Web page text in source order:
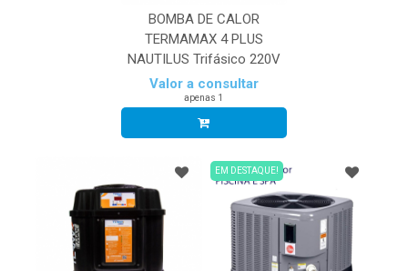
BOMBA DE CALOR
TERMAMAX 4 PLUS
NAUTILUS Trifásico 220V
Valor a consultar
apenas 1
EM DESTAQUE!